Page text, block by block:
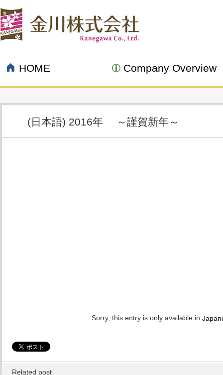
HOME Company Overview
(日本語) 2016年 ～謹賀新年～
Sorry, this entry is only available in
Related post